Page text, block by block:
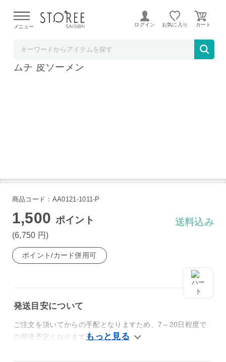
よる配送遅延が発生しております。
メニュー ログイン お気に入り
大分ふぐ テッポウセット ごまだれ皮和 皮キ
ムチ 皮ソーメン
商品コード：AA0121-1011-P
1,500 ポイント
(6,750 円)
送料込み
ポイント/カード併用可
発送目安について
ご注文を頂いてからの手配となりますため、7～20日程度で
の発送予定となります。